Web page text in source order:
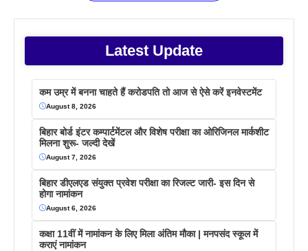
Latest Update
कम उम्र में बनना चाहते हैं करोडपति तो आज से ऐसे करें इनवेस्टमेंट
August 8, 2026
बिहार बोर्ड इंटर कम्पार्टमेंटल और विशेष परीक्षा का ओरिजिनल मार्कशीट
मिलना शुरू- जल्दी देखें
August 7, 2026
बिहार डीएलएड संयुक्त प्रवेश परीक्षा का रिजल्ट जारी- इस दिन से
होगा नामांकन
August 6, 2026
कक्षा 11वीं में नामांकन के लिए मिला अंतिम मौका | मनपसंद स्कूल में
कराएं नामांकन